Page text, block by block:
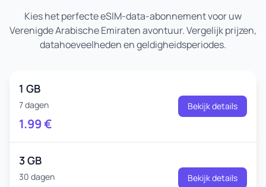
Kies het perfecte eSIM-data-abonnement voor uw
Verenigde Arabische Emiraten avontuur. Vergelijk prijzen,
datahoeveelheden en geldigheidsperiodes.
1 GB
7 dagen
1.99€
Bekijk details
3 GB
30 dagen Bekijk details